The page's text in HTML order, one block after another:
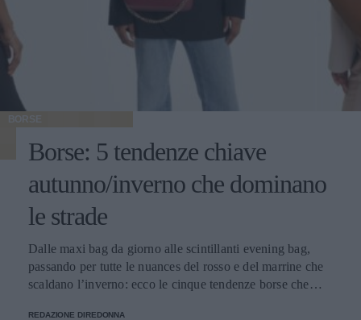
BORSE
Borse: 5 tendenze chiave
autunno/inverno che dominano
le strade
Dalle maxi bag da giorno alle scintillanti evening bag,
passando per tutte le nuances del rosso e del marrine che
scaldano l’inverno: ecco le cinque tendenze borse che
REDAZIONE DIREDONNA